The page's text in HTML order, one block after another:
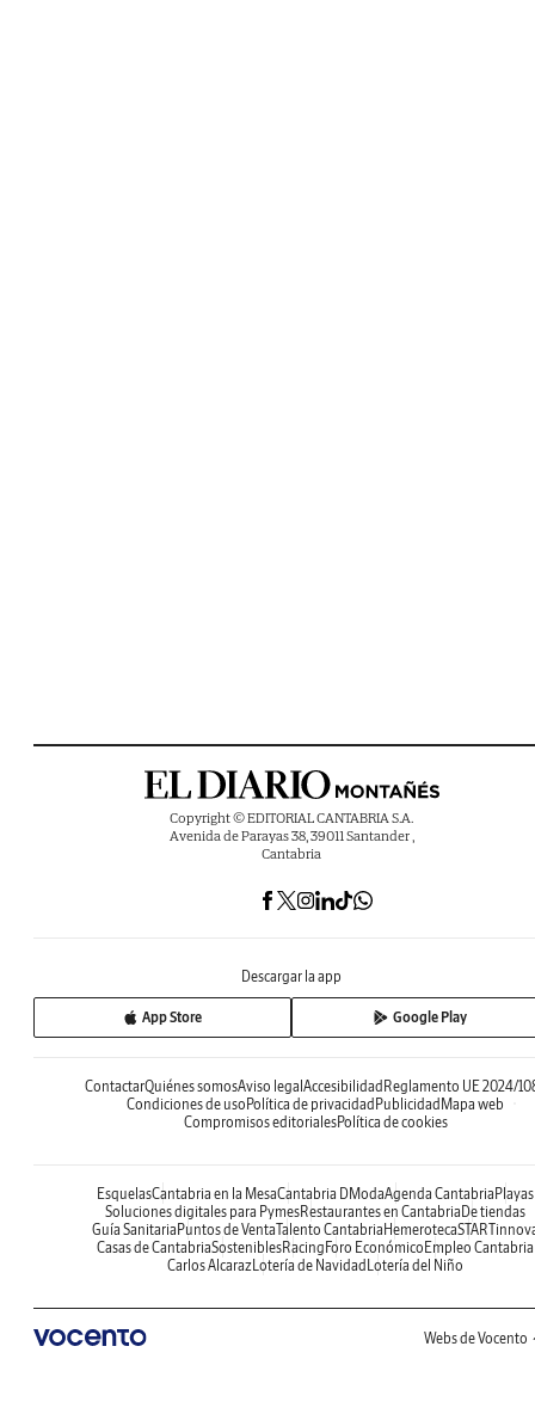
Copyright © EDITORIAL CANTABRIA S.A.
Avenida de Parayas 38, 39011 Santander ,
Cantabria
Descargar la app
App Store Google Play
ContactarQuiénes somosAviso legalAccesibilidadReglamento UE 2024/
Condiciones de usoPolítica de privacidadPublicidadMapa web
Compromisos editorialesPolítica de cookies
EsquelasCantabria en la MesaCantabria DModaAgenda CantabriaPlayas
Soluciones digitales para PymesRestaurantes en CantabriaDe tiendas
Guía SanitariaPuntos de VentaTalento CantabriaHemeroteca
Casas de CantabriaSosteniblesRacingForo EconómicoEmpleo Cantabria
Carlos AlcarazLotería de NavidadLotería del Niño
Webs de Vocento